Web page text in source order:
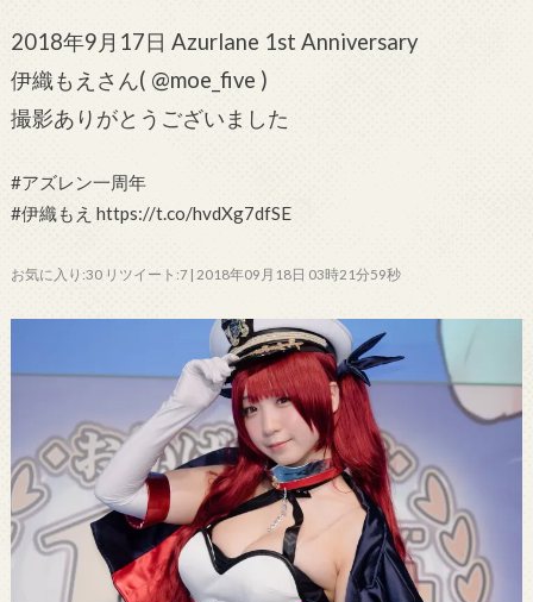
2018年9月17日 Azurlane 1st Anniversary
伊織もえさん( @moe_five )
撮影ありがとうございました
#アズレン一周年
#伊織もえ https://t.co/hvdXg7dfSE
お気に入り:30 リツイート:7 | 2018年09月18日 03時21分59秒